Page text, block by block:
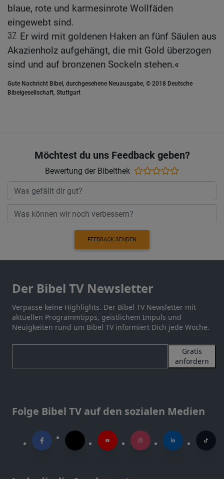
blaue, rote und karmesinrote Wollfäden
eingewebt sind.
37 Er wird mit goldenen Haken an fünf Säulen aus
Akazienholz aufgehängt, die mit Gold überzogen
sind und auf bronzenen Sockeln stehen.«
Gute Nachricht Bibel, durchgesehene Neuausgabe, © 2018 Deutsche
Bibelgesellschaft, Stuttgart
Möchtest du uns Feedback geben?
Bewertung der Bibelthek
FEEDBACK SENDEN
Der Bibel TV Newsletter
Verpasse keine Highlights. Der Bibel TV Newsletter mit
aktuellen Programmtipps, geistlichem Impuls und
Neuigkeiten rund um Bibel TV informiert Dich jede Woche.
Gratis
anfordern
Folge Bibel TV auf den sozialen Medien